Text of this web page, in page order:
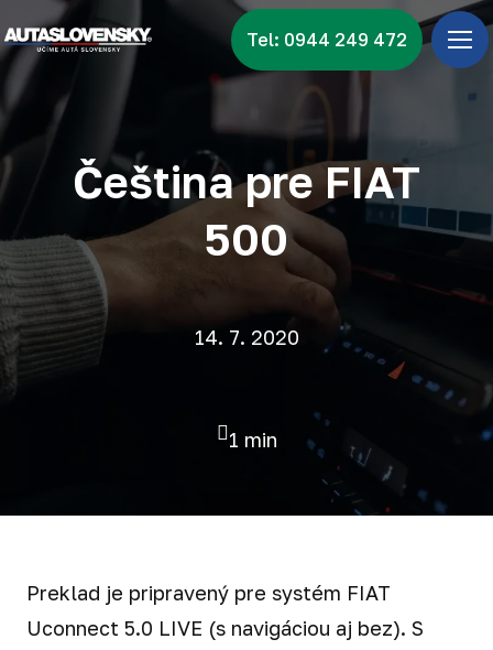
Tel: 0944 249 472
Čeština pre FIAT
500
14. 7. 2020
1 min
Preklad je pripravený pre systém FIAT
Uconnect 5.0 LIVE (s navigáciou aj bez). S